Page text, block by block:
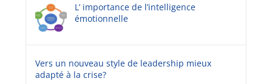
L’ importance de l’intelligence
émotionnelle
Vers un nouveau style de leadership mieux
adapté à la crise?